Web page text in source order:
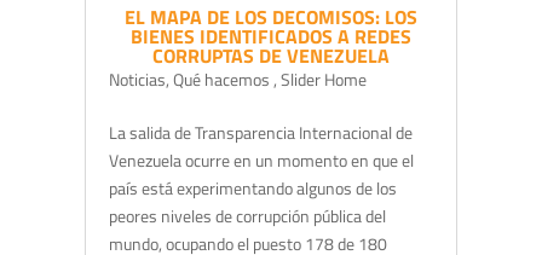
EL MAPA DE LOS DECOMISOS: LOS
BIENES IDENTIFICADOS A REDES
CORRUPTAS DE VENEZUELA
Noticias,Qué hacemos ,Slider Home
La salida de Transparencia Internacional de
Venezuela ocurre en un momento en que el
país está experimentando algunos de los
peores niveles de corrupción pública del
mundo, ocupando el puesto 178 de 180